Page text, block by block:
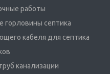
работы
горловины септика
кабеля для септика
канализации